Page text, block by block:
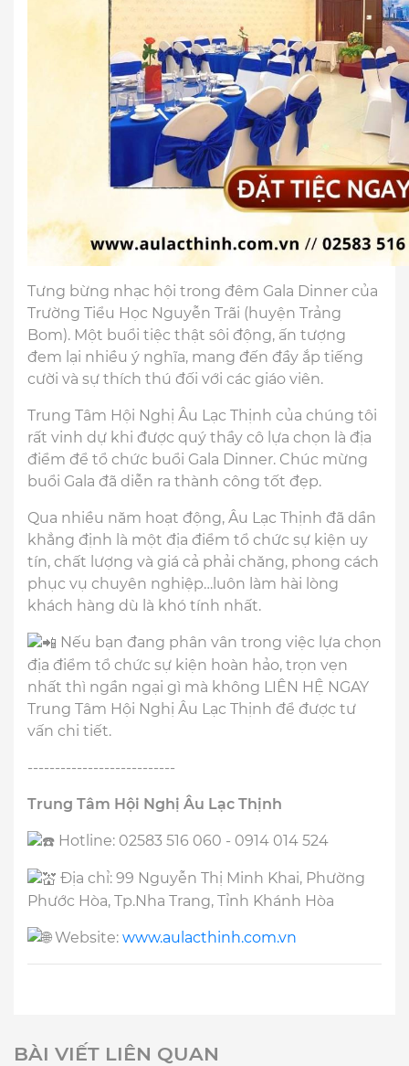
Tưng bừng nhạc hội trong đêm Gala Dinner của
Trường Tiểu Học Nguyễn Trãi (huyện Trảng
Bom). Một buổi tiệc thật sôi động, ấn tượng
đem lại nhiều ý nghĩa, mang đến đầy ắp tiếng
cười và sự thích thú đối với các giáo viên.
Trung Tâm Hội Nghị Âu Lạc Thịnh của chúng tôi
rất vinh dự khi được quý thầy cô lựa chọn là địa
điểm để tổ chức buổi Gala Dinner. Chúc mừng
buổi Gala đã diễn ra thành công tốt đẹp.
Qua nhiều năm hoạt động, Âu Lạc Thịnh đã dần
khẳng định là một địa điểm tổ chức sự kiện uy
tín, chất lượng và giá cả phải chăng, phong cách
phục vụ chuyên nghiệp…luôn làm hài lòng
khách hàng dù là khó tính nhất.
Nếu bạn đang phân vân trong việc lựa chọn
địa điểm tổ chức sự kiện hoàn hảo, trọn vẹn
nhất thì ngần ngại gì mà không LIÊN HỆ NGAY
Trung Tâm Hội Nghị Âu Lạc Thịnh để được tư
vấn chi tiết.
---------------------------
Trung Tâm Hội Nghị Âu Lạc Thịnh
Hotline: 02583 516 060 - 0914 014 524
Địa chỉ: 99 Nguyễn Thị Minh Khai, Phường
Phước Hòa, Tp.Nha Trang, Tỉnh Khánh Hòa
Website: www.aulacthinh.com.vn
BÀI VIẾT LIÊN QUAN